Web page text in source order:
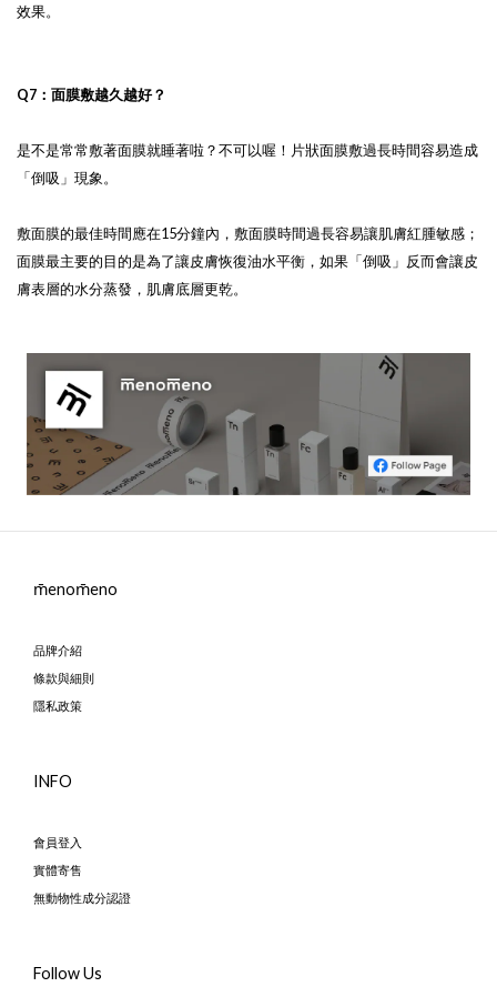
效果。
Q7：面膜敷越久越好？
是不是常常敷著面膜就睡著啦？不可以喔！片狀面膜敷過長時間容易造成
「倒吸」現象。
敷面膜的最佳時間應在15分鐘內，敷面膜時間過長容易讓肌膚紅腫敏感；
面膜最主要的目的是為了讓皮膚恢復油水平衡，如果「倒吸」反而會讓皮
膚表層的水分蒸發，肌膚底層更乾。
m̄enom̄eno
品牌介紹
條款與細則
隱私政策
INFO
會員登入
實體寄售
無動物性成分認證
Follow Us